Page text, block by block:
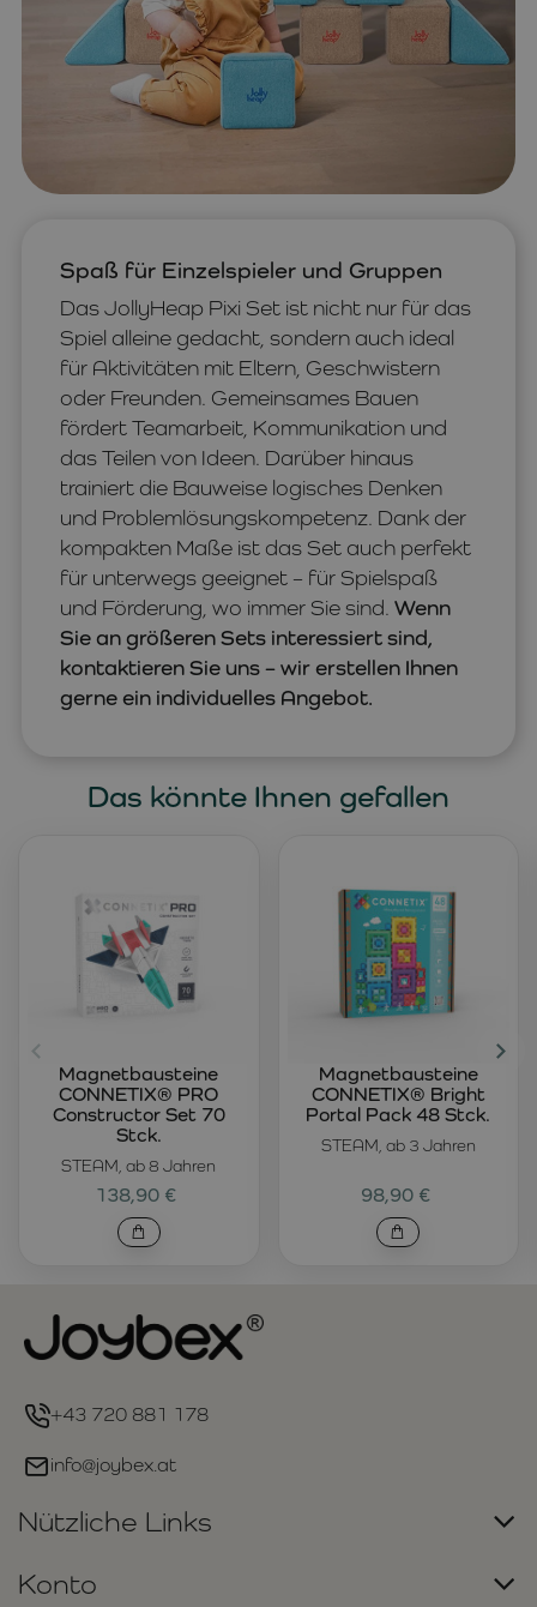
Spaß für Einzelspieler und Gruppen
Das JollyHeap Pixi Set ist nicht nur für das
Spiel alleine gedacht, sondern auch ideal
für Aktivitäten mit Eltern, Geschwistern
oder Freunden. Gemeinsames Bauen
fördert Teamarbeit, Kommunikation und
das Teilen von Ideen. Darüber hinaus
trainiert die Bauweise logisches Denken
und Problemlösungskompetenz. Dank der
kompakten Maße ist das Set auch perfekt
für unterwegs geeignet – für Spielspaß
und Förderung, wo immer Sie sind. Wenn
Sie an größeren Sets interessiert sind,
kontaktieren Sie uns – wir erstellen Ihnen
gerne ein individuelles Angebot.
Das könnte Ihnen gefallen
STEAM, ab 8 Jahren
Magnetbausteine
CONNETIX® PRO
Constructor Set 70
Stck.
138,90 €
STEAM, ab 3 Jahren
Magnetbausteine
CONNETIX® Bright
Portal Pack 48 Stck.
98,90 €
+43 720 881 178
info@joybex.at
Nützliche Links
Konto